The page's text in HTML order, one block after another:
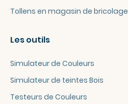
Tollens en magasin de bricolage
Les outils
Simulateur de Couleurs
Simulateur de teintes Bois
Testeurs de Couleurs